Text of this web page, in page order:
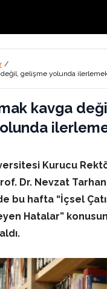
/
değil, gelişme yolunda
kavga
Kurucu
Dr. Nevzat
bu hafta “İçsel
Hatalar”